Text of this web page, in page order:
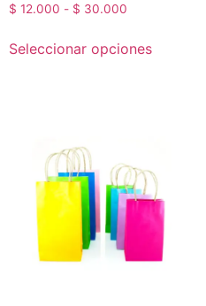
$ 12.000 - $ 30.000
Seleccionar opciones